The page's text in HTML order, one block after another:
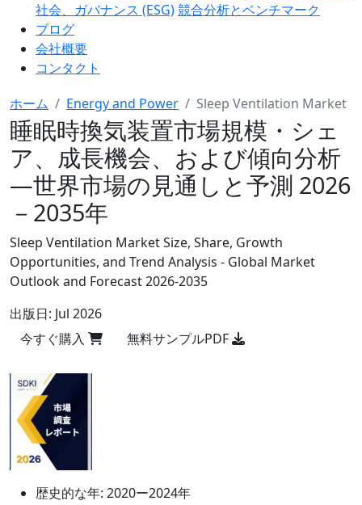
社会、ガバナンス (ESG)競合分析とベンチマーク
ブログ
会社概要
コンタクト
ホーム Energy and Power Sleep Ventilation Market
睡眠時換気装置市場規模・シェ
ア、成長機会、および傾向分析
―世界市場の見通しと予測 2026
－2035年
Sleep Ventilation Market Size, Share, Growth
Opportunities, and Trend Analysis - Global Market
Outlook and Forecast 2026-2035
出版日: Jul 2026
今すぐ購入
無料サンプルPDF
歴史的な年: 2020ー2024年